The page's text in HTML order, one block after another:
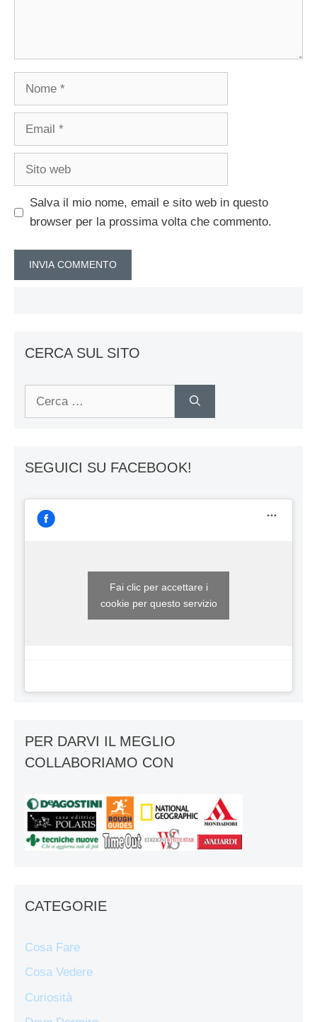
Nome
Email
Sito
Salva il mio nome, email e sito web in questo
browser per la prossima volta che commento.
CERCA SUL SITO
Ricerca
SEGUICI SU FACEBOOK!
Fai clic per accettare i
cookie per questo servizio
PER DARVI IL MEGLIO
COLLABORIAMO CON
CATEGORIE
Cosa Fare
Cosa Vedere
Curiosità